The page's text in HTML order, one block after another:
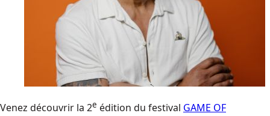
Venez découvrir la 2e édition du festival GAME OF